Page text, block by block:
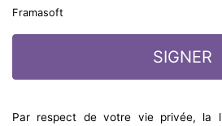
Framasoft
Par respect de votre vie privée, la